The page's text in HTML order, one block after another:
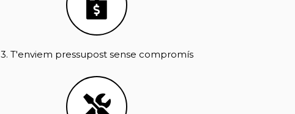
3. T'enviem pressupost sense compromís